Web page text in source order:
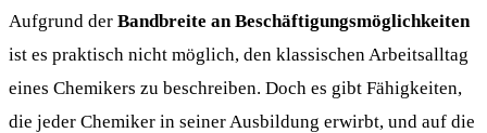
Aufgrund der Bandbreite an Beschäftigungsmöglichkeiten
ist es praktisch nicht möglich, den klassischen Arbeitsalltag
eines Chemikers zu beschreiben. Doch es gibt Fähigkeiten,
die jeder Chemiker in seiner Ausbildung erwirbt, und auf die